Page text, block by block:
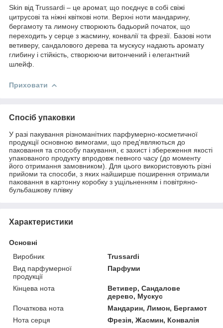
Skin від Trussardi – це аромат, що поєднує в собі свіжі
цитрусові та ніжні квіткові ноти. Верхні ноти мандарину,
бергамоту та лимону створюють бадьорий початок, що
переходить у серце з жасмину, конвалії та фрезії. Базові ноти
ветиверу, сандалового дерева та мускусу надають аромату
глибину і стійкість, створюючи витончений і елегантний
шлейф.
Приховати
Спосіб упаковки
У разі пакування різноманітних парфумерно-косметичної
продукції основною вимогами, що пред'являються до
паковання та способу пакування, є захист і збереження якості
упакованого продукту впродовж певного часу (до моменту
його отримання замовником). Для цього використовують різні
прийоми та способи, з яких найширше поширення отримали
паковання в картонну коробку з ущільненням і повітряно-
бульбашкову плівку
Характеристики
Основні
Виробник
Trussardi
Вид парфумерної
продукції
Парфуми
Кінцева нота
Ветивер, Сандалове
дерево, Мускус
Початкова нота
Мандарин, Лимон, Бергамот
Нота серця
Фрезія, Жасмин, Конвалія